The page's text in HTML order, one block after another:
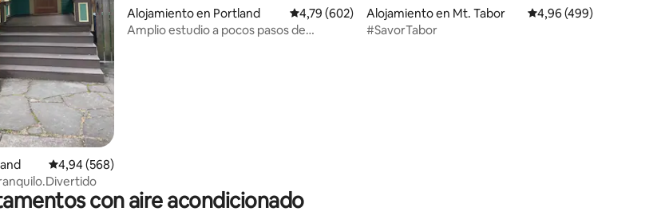
evaluaciones
Calificación promedio: 4,94 de 5. 568 evaluaciones
4,94 (568)
Alojamiento en Portland Calificación promedio: 4,79 de 5. 602 evaluaciones
4,79 (602)
Amplio estudio a pocos pasos de
Alojamiento en Mt. Tabor Calificación promedio:
4,96 (499)
#SavorTabor
con aire acondicionado